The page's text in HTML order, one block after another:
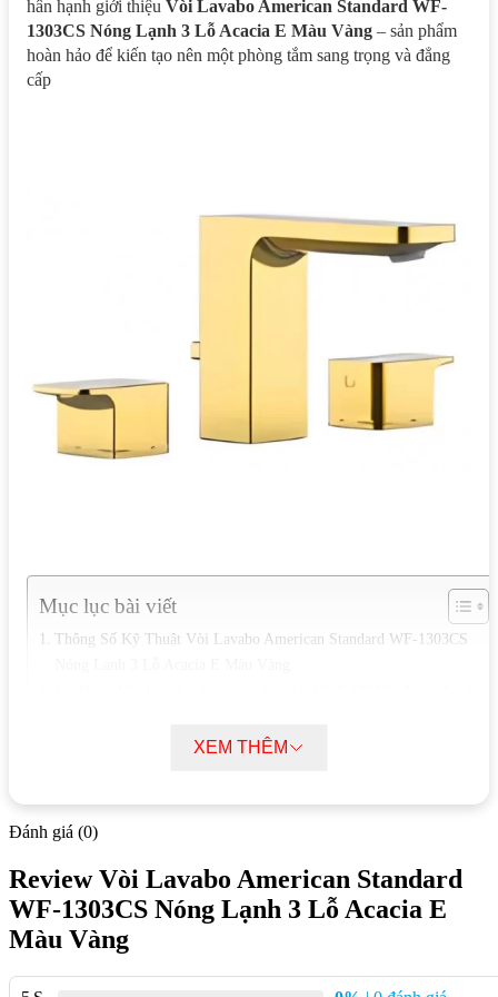
hân hạnh giới thiệu Vòi Lavabo American Standard WF-
1303CS Nóng Lạnh 3 Lỗ Acacia E Màu Vàng – sản phẩm
hoàn hảo để kiến tạo nên một phòng tắm sang trọng và đẳng
cấp
Mục lục bài viết
Thông Số Kỹ Thuật Vòi Lavabo American Standard WF-1303CS
American Standard WF-1303CS Nóng
Lạnh 3 Lỗ Acacia E Màu Vàng
Mã sản phẩm: WF-1303CS
Thương hiệu: American Standard
XEM THÊM
Đánh giá (0)
Review Vòi Lavabo American Standard
WF-1303CS Nóng Lạnh 3 Lỗ Acacia E
Màu Vàng